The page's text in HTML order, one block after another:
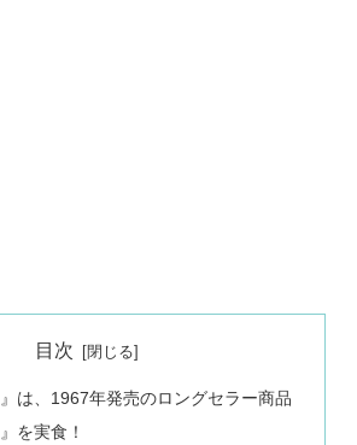
目次
』は、1967年発売のロングセラー商品
を実食！